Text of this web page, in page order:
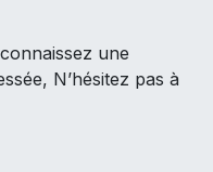
une
N’hésitez pas à